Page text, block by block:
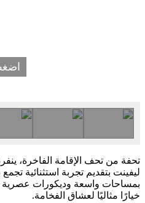
تحفة من تحف الإقامة الفاخرة،
ليفينت بتقديم تجربة استثنائية تجمع
بمساحات واسعة وديكورات عصرية
خيارًا مثاليًا لعشاق الفخامة.